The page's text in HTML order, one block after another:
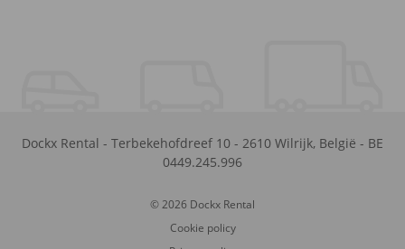
Dockx Rental - Terbekehofdreef 10 - 2610 Wilrijk, België - BE
0449.245.996
© 2026 Dockx Rental
Cookie policy